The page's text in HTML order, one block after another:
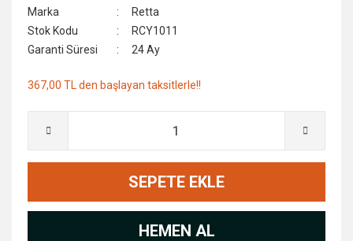
Marka
Retta
Stok Kodu
RCY1011
Garanti Süresi
24 Ay
367,00 TL den başlayan taksitlerle!!
SEPETE EKLE
HEMEN AL